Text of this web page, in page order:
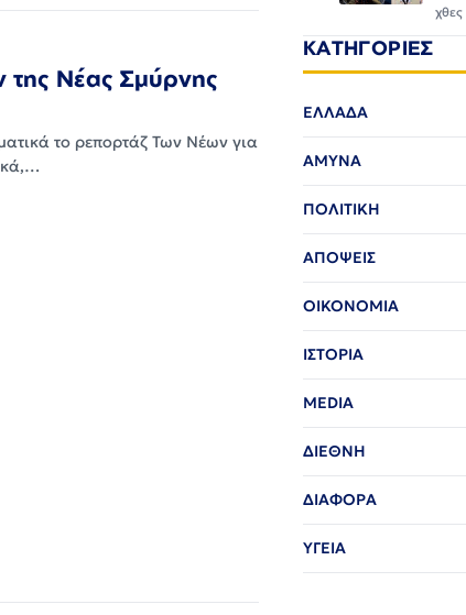
της Νέας Σμύρνης
το ρεπορτάζ Των Νέων για
χθες
ΚΑΤΗΓΟΡΙΕΣ
ΕΛΛΑΔΑ
ΑΜΥΝΑ
ΠΟΛΙΤΙΚΗ
ΑΠΟΨΕΙΣ
ΟΙΚΟΝΟΜΙΑ
ΙΣΤΟΡΙΑ
MEDIA
ΔΙΕΘΝΗ
ΔΙΑΦΟΡΑ
ΥΓΕΙΑ